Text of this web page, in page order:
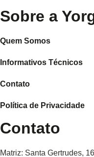
Sobre a
Quem Somos
Informativos Técnicos
Contato
Política de Privacidade
Contato
Matriz: Santa Gertrudes,